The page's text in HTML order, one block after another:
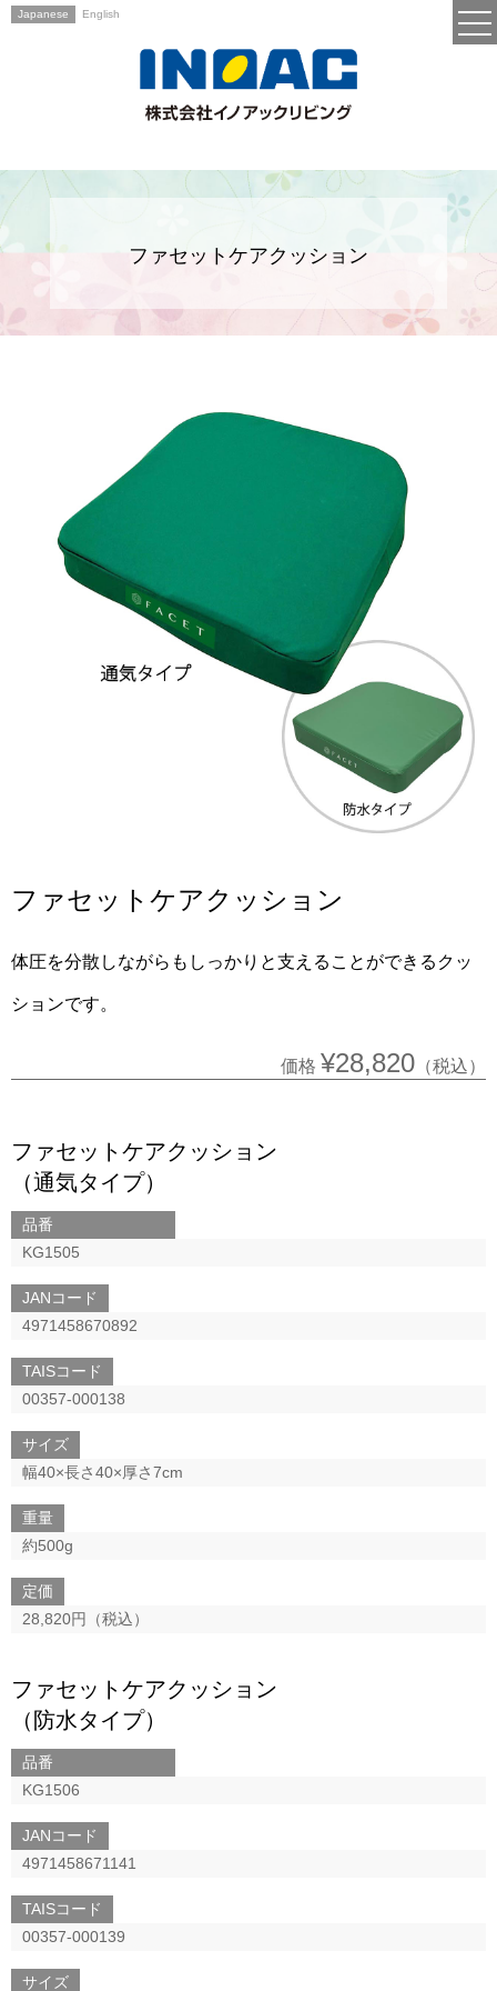
Japanese English
ファセットケアクッション
ファセットケアクッション
体圧を分散しながらもしっかりと支えることができるクッ
ションです。
価格 ¥28,820 （税込）
ファセットケアクッション
（通気タイプ）
品番
KG1505
JANコード
4971458670892
TAISコード
00357-000138
サイズ
幅40×長さ40×厚さ7cm
重量
約500g
定価
28,820円（税込）
ファセットケアクッション
（防水タイプ）
品番
KG1506
JANコード
4971458671141
TAISコード
00357-000139
サイズ